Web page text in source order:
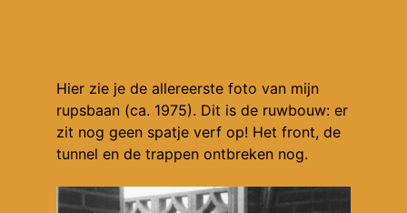
Hier zie je de allereerste foto van mijn
rupsbaan (ca. 1975). Dit is de ruwbouw: er
zit nog geen spatje verf op! Het front, de
tunnel en de trappen ontbreken nog.